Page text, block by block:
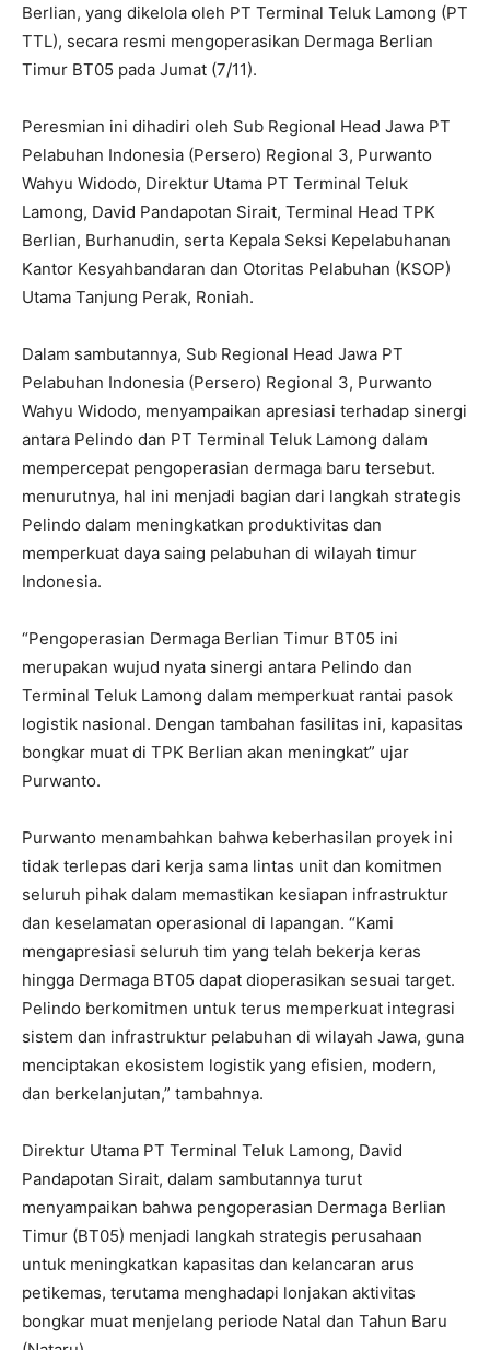
Berlian, yang dikelola oleh PT Terminal Teluk Lamong (PT
TTL), secara resmi mengoperasikan Dermaga Berlian
Timur BT05 pada Jumat (7/11).
Peresmian ini dihadiri oleh Sub Regional Head Jawa PT
Pelabuhan Indonesia (Persero) Regional 3, Purwanto
Wahyu Widodo, Direktur Utama PT Terminal Teluk
Lamong, David Pandapotan Sirait, Terminal Head TPK
Berlian, Burhanudin, serta Kepala Seksi Kepelabuhanan
Kantor Kesyahbandaran dan Otoritas Pelabuhan (KSOP)
Utama Tanjung Perak, Roniah.
Dalam sambutannya, Sub Regional Head Jawa PT
Pelabuhan Indonesia (Persero) Regional 3, Purwanto
Wahyu Widodo, menyampaikan apresiasi terhadap sinergi
antara Pelindo dan PT Terminal Teluk Lamong dalam
mempercepat pengoperasian dermaga baru tersebut.
menurutnya, hal ini menjadi bagian dari langkah strategis
Pelindo dalam meningkatkan produktivitas dan
memperkuat daya saing pelabuhan di wilayah timur
Indonesia.
“Pengoperasian Dermaga Berlian Timur BT05 ini
merupakan wujud nyata sinergi antara Pelindo dan
Terminal Teluk Lamong dalam memperkuat rantai pasok
logistik nasional. Dengan tambahan fasilitas ini, kapasitas
bongkar muat di TPK Berlian akan meningkat” ujar
Purwanto.
Purwanto menambahkan bahwa keberhasilan proyek ini
tidak terlepas dari kerja sama lintas unit dan komitmen
seluruh pihak dalam memastikan kesiapan infrastruktur
dan keselamatan operasional di lapangan. “Kami
mengapresiasi seluruh tim yang telah bekerja keras
hingga Dermaga BT05 dapat dioperasikan sesuai target.
Pelindo berkomitmen untuk terus memperkuat integrasi
sistem dan infrastruktur pelabuhan di wilayah Jawa, guna
menciptakan ekosistem logistik yang efisien, modern,
dan berkelanjutan,” tambahnya.
Direktur Utama PT Terminal Teluk Lamong, David
Pandapotan Sirait, dalam sambutannya turut
menyampaikan bahwa pengoperasian Dermaga Berlian
Timur (BT05) menjadi langkah strategis perusahaan
untuk meningkatkan kapasitas dan kelancaran arus
petikemas, terutama menghadapi lonjakan aktivitas
bongkar muat menjelang periode Natal dan Tahun Baru